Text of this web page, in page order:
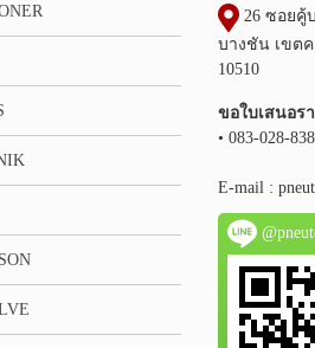
26 ซอยคู้
บางชัน เขต
10510
ขอใบเสนอร
• 083-028-
E-mail :